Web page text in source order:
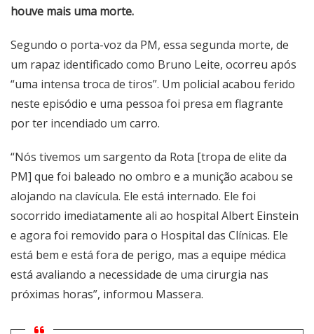
houve mais uma morte.
Segundo o porta-voz da PM, essa segunda morte, de
um rapaz identificado como Bruno Leite, ocorreu após
“uma intensa troca de tiros”. Um policial acabou ferido
neste episódio e uma pessoa foi presa em flagrante
por ter incendiado um carro.
“Nós tivemos um sargento da Rota [tropa de elite da
PM] que foi baleado no ombro e a munição acabou se
alojando na clavícula. Ele está internado. Ele foi
socorrido imediatamente ali ao hospital Albert Einstein
e agora foi removido para o Hospital das Clínicas. Ele
está bem e está fora de perigo, mas a equipe médica
está avaliando a necessidade de uma cirurgia nas
próximas horas”, informou Massera.